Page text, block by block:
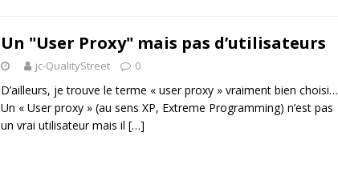
Un "User Proxy" mais pas d’utilisateurs
jc-QualityStreet 0
D’ailleurs, je trouve le terme « user proxy » vraiment bien choisi…
Un « User proxy » (au sens XP, Extreme Programming) n’est pas
un vrai utilisateur mais il […]